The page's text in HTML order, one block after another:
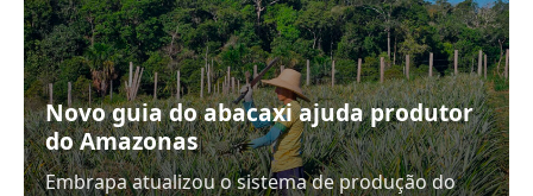
Novo guia do abacaxi ajuda produtor
do Amazonas
Embrapa atualizou o sistema de produção do